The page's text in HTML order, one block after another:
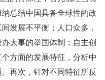
总结中国具备全球性的政
发展不平衡；人口众多，
大事的举国体制；自主创
方面的发展特征，分析中
再次，针对不同特征所反